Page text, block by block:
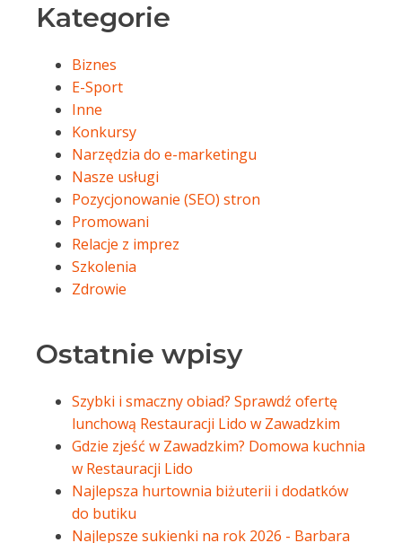
Kategorie
Biznes
E-Sport
Inne
Konkursy
Narzędzia do e-marketingu
Nasze usługi
Pozycjonowanie (SEO) stron
Promowani
Relacje z imprez
Szkolenia
Zdrowie
Ostatnie wpisy
Szybki i smaczny obiad? Sprawdź ofertę
lunchową Restauracji Lido w Zawadzkim
Gdzie zjeść w Zawadzkim? Domowa kuchnia
w Restauracji Lido
Najlepsza hurtownia biżuterii i dodatków
do butiku
Najlepsze sukienki na rok 2026 - Barbara